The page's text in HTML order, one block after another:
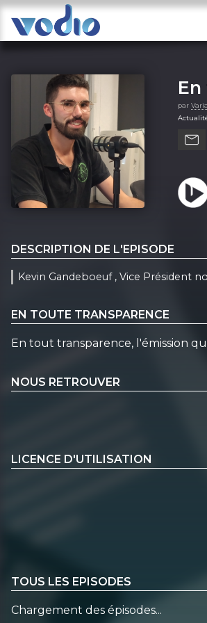
par
DESCRIPTION DE L'EPISODE
Kevin Gandeboeuf , Vice Président
EN TOUTE TRANSPARENCE
En tout transparence, l'émission
NOUS RETROUVER
LICENCE D'UTILISATION
TOUS LES EPISODES
Chargement des épisodes...